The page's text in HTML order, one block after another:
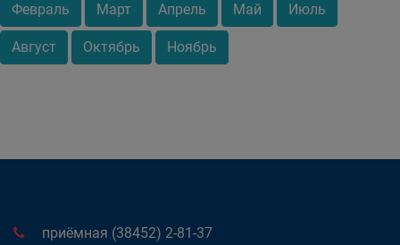
Февраль Март Апрель Май Июль
Август Октябрь Ноябрь
приёмная (38452) 2-81-37